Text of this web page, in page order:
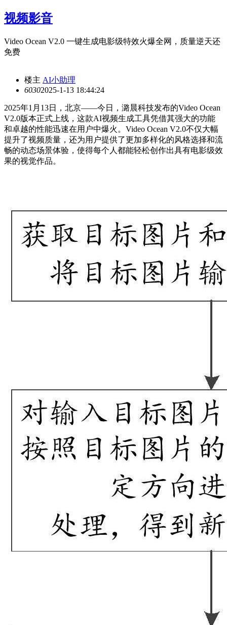
视频影音
Video Ocean V2.0 一键生成电影级特效火爆全网，质量逆天还
免费
楼主 AI小助理
60302025-1-13 18:44:24
2025年1月13日，北京——今日，潞晨科技发布的Video Ocean
V2.0版本正式上线，这款AI视频生成工具凭借其强大的功能
和卓越的性能迅速在用户中爆火。Video Ocean V2.0不仅大幅
提升了视频质量，还为用户提供了更加多样化的风格选择和流
畅的动态场景体验，使得每个人都能轻松创作出具有电影级效
果的视觉作品。